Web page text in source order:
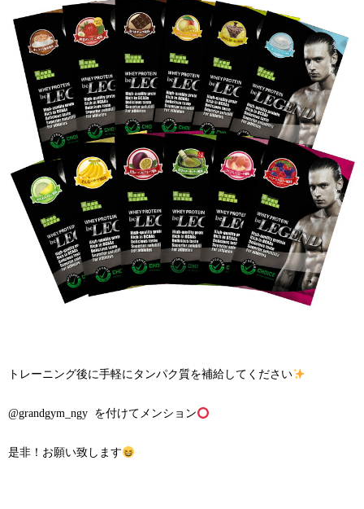
トレーニング後に手軽にタンパク質を補給してください
@grandgym_ngy を付けてメンション
是非！お願い致します